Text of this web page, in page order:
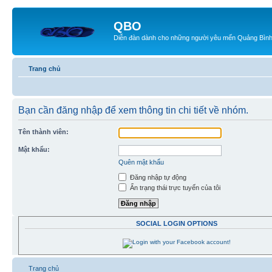
QBO
Diễn đàn dành cho những người yêu mến Quảng Bình
Trang chủ
Bạn cần đăng nhập để xem thông tin chi tiết về nhóm.
Tên thành viên:
Mật khẩu:
Quên mật khẩu
Đăng nhập tự động
Ẩn trạng thái trực tuyến của tôi
SOCIAL LOGIN OPTIONS
Trang chủ